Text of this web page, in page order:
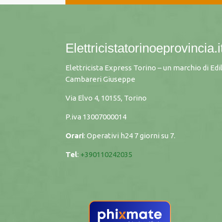
Elettricista Express Torino – un marchio di
Cambareri Giuseppe
Via Elvo 4, 10155, Torino
P.iva 13007000014
Orari: Operativi h24 7 giorni su 7.
Tel: +390110242035